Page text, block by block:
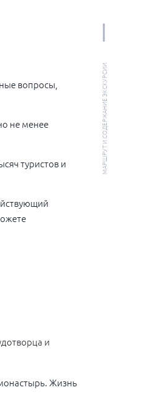
МАРШРУТ И СОДЕРЖАНИЕ ЭКСКУРСИИ
вопросы,
не менее
туристов и
и
Жизнь